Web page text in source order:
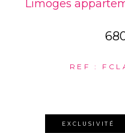
Limoges
REF :
EXCLUSIVITÉ